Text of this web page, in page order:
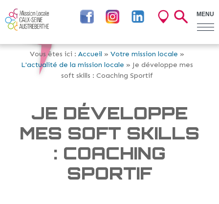
MENU
Vous êtes ici : Accueil » Votre mission locale »
L'actualité de la mission locale » Je développe mes
soft skills : Coaching Sportif
JE DÉVELOPPE
MES SOFT SKILLS
: COACHING
SPORTIF